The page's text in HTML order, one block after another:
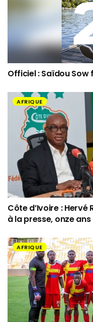
Officiel : Saïdou Sow
AFRIQUE
Côte d’Ivoire :
à la presse, onze
AFRIQUE